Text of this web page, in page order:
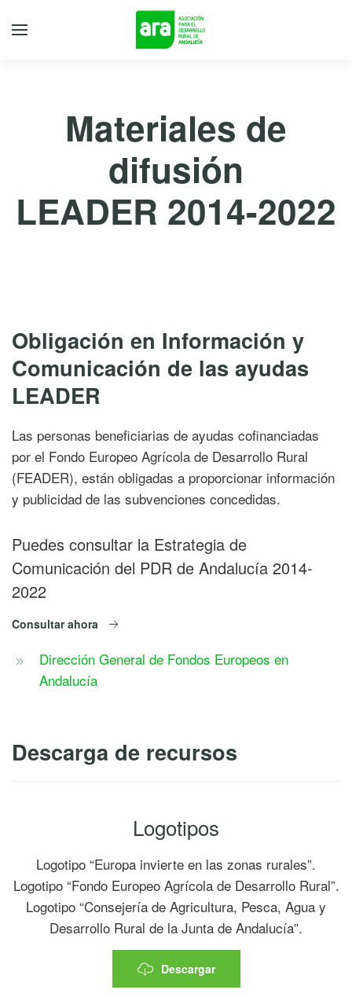
Materiales de
difusión
LEADER 2014-2022
Obligación en Información y
Comunicación de las ayudas
LEADER
Las personas beneficiarias de ayudas cofinanciadas
por el Fondo Europeo Agrícola de Desarrollo Rural
(FEADER), están obligadas a proporcionar información
y publicidad de las subvenciones concedidas.
Puedes consultar la Estrategia de
Comunicación del PDR de Andalucía 2014-
2022
Consultar ahora
Dirección General de Fondos Europeos en
Andalucía
Descarga de recursos
Logotipos
Logotipo “Europa invierte en las zonas rurales”.
Logotipo “Fondo Europeo Agrícola de Desarrollo Rural”.
Logotipo “Consejería de Agricultura, Pesca, Agua y
Desarrollo Rural de la Junta de Andalucía”.
Descargar